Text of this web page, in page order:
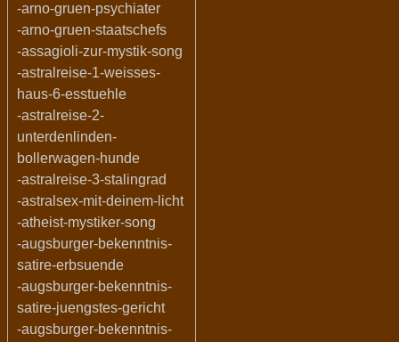
-arno-gruen-psychiater
-arno-gruen-staatschefs
-assagioli-zur-mystik-song
-astralreise-1-weisses-
haus-6-esstuehle
-astralreise-2-
unterdenlinden-
bollerwagen-hunde
-astralreise-3-stalingrad
-astralsex-mit-deinem-licht
-atheist-mystiker-song
-augsburger-bekenntnis-
satire-erbsuende
-augsburger-bekenntnis-
satire-juengstes-gericht
-augsburger-bekenntnis-